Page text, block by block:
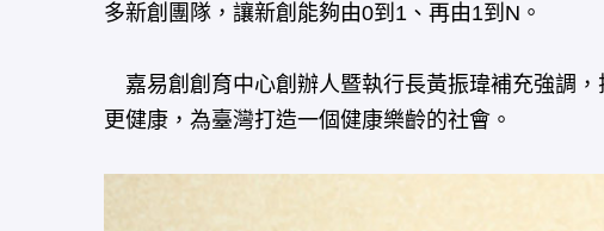
多新創團隊，讓新創能夠由0到1、再由1到N。
嘉易創創育中心創辦人暨執行長黃振瑋補充強調
更健康，為臺灣打造一個健康樂齡的社會。